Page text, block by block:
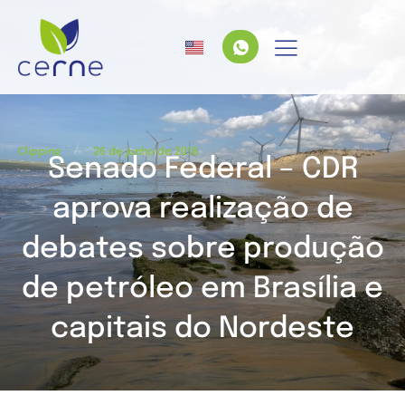
Clipping / 26 de junho de 2018
Senado Federal – CDR
aprova realização de
debates sobre produção
de petróleo em Brasília e
capitais do Nordeste